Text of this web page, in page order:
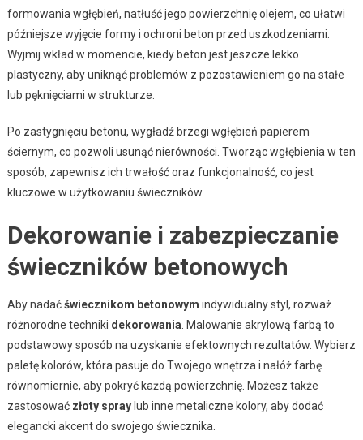
formowania wgłębień, natłuść jego powierzchnię olejem, co ułatwi
późniejsze wyjęcie formy i ochroni beton przed uszkodzeniami.
Wyjmij wkład w momencie, kiedy beton jest jeszcze lekko
plastyczny, aby uniknąć problemów z pozostawieniem go na stałe
lub pęknięciami w strukturze.
Po zastygnięciu betonu, wygładź brzegi wgłębień papierem
ściernym, co pozwoli usunąć nierówności. Tworząc wgłębienia w ten
sposób, zapewnisz ich trwałość oraz funkcjonalność, co jest
kluczowe w użytkowaniu świeczników.
Dekorowanie i zabezpieczanie
świeczników betonowych
Aby nadaćświecznikom betonowym indywidualny styl, rozważ
różnorodne techniki dekorowania . Malowanie akrylową farbą to
podstawowy sposób na uzyskanie efektownych rezultatów. Wybierz
paletę kolorów, która pasuje do Twojego wnętrza i nałóż farbę
równomiernie, aby pokryć każdą powierzchnię. Możesz także
zastosować złoty spraylub inne metaliczne kolory, aby dodać
elegancki akcent do swojego świecznika.